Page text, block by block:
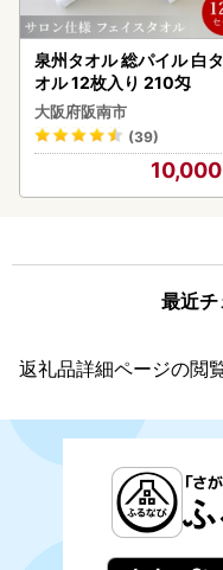
泉州タオル 総パイル 白タ
オル 12枚入り 210匁
大阪府阪南市
(39)
10,000
最近
返礼品詳細ページの閲